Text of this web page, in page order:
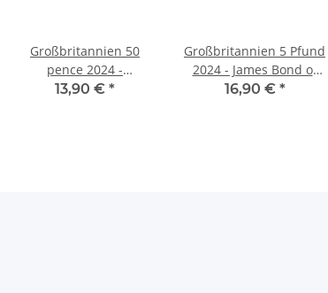
Großbritannien 50
pence 2024 -
Dinosaurier -
13,90 € *
Großbritannien 5 Pfund
2024 - James Bond of
The 2010´s BU
16,90 € *